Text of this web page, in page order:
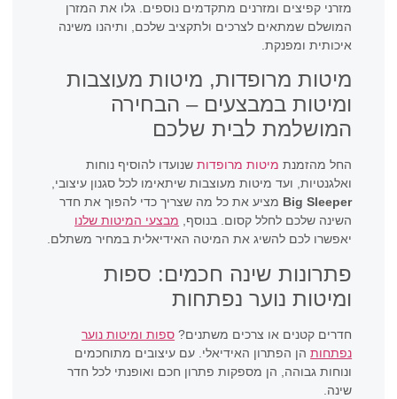
מזרני קפיצים ומזרנים מתקדמים נוספים. גלו את המזרן
המושלם שמתאים לצרכים ולתקציב שלכם, ותיהנו משינה
איכותית ומפנקת.
מיטות מרופדות, מיטות מעוצבות
ומיטות במבצעים – הבחירה
המושלמת לבית שלכם
החל מהזמנת מיטות מרופדותשנועדו להוסיף נוחות
ואלגנטיות, ועד מיטות מעוצבות שיתאימו לכל סגנון עיצובי,
Big Sleeper מציע את כל מה שצריך כדי להפוך את חדר
השינה שלכם לחלל קסום. בנוסף, מבצעי המיטות שלנו
יאפשרו לכם להשיג את המיטה האידיאלית במחיר משתלם.
פתרונות שינה חכמים: ספות
ומיטות נוער נפתחות
חדרים קטנים או צרכים משתנים? ספות ומיטות נוער
נפתחותהן הפתרון האידיאלי. עם עיצובים מתוחכמים
ונוחות גבוהה, הן מספקות פתרון חכם ואופנתי לכל חדר
שינה.